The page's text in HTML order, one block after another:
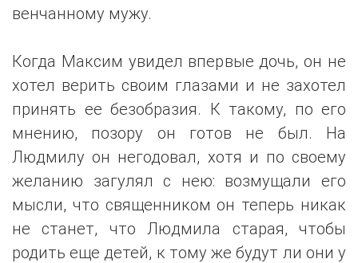
венчанному мужу.
Когда Максим увидел впервые дочь, он не
хотел верить своим глазами и не захотел
принять ее безобразия. К такому, по его
мнению, позору он готов не был. На
Людмилу он негодовал, хотя и по своему
желанию загулял с нею: возмущали его
мысли, что священником он теперь никак
не станет, что Людмила старая, чтобы
родить еще детей, к тому же будут ли они у